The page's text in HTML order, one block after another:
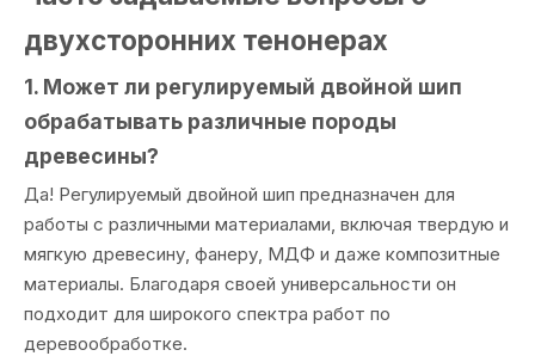
двухсторонних тенонерах
1. Может ли регулируемый двойной шип
обрабатывать различные породы
древесины?
Да! Регулируемый двойной шип предназначен для
работы с различными материалами, включая твердую и
мягкую древесину, фанеру, МДФ и даже композитные
материалы. Благодаря своей универсальности он
подходит для широкого спектра работ по
деревообработке.